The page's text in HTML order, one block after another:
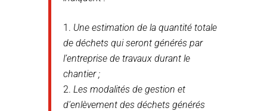
Une estimation de la quantité totale
de déchets qui seront générés par
l’entreprise de travaux durant le
chantier ;
Les modalités de gestion et
d’enlèvement des déchets générés